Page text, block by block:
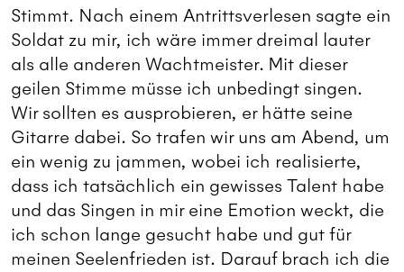
Stimmt. Nach einem Antrittsverlesen sagte ein
Soldat zu mir, ich wäre immer dreimal lauter
als alle anderen Wachtmeister. Mit dieser
geilen Stimme müsse ich unbedingt singen.
Wir sollten es ausprobieren, er hätte seine
Gitarre dabei. So trafen wir uns am Abend, um
ein wenig zu jammen, wobei ich realisierte,
dass ich tatsächlich ein gewisses Talent habe
und das Singen in mir eine Emotion weckt, die
ich schon lange gesucht habe und gut für
meinen Seelenfrieden ist. Darauf brach ich die